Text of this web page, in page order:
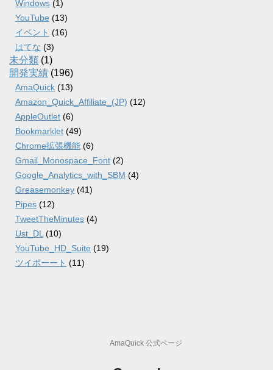
Windows (1)
YouTube (13)
イベント (16)
はてな (3)
未分類 (1)
開発実績 (196)
AmaQuick (13)
Amazon_Quick_Affiliate_(JP) (12)
AppleOutlet (6)
Bookmarklet (49)
Chrome拡張機能 (6)
Gmail_Monospace_Font (2)
Google_Analytics_with_SBM (4)
Greasemonkey (41)
Pipes (12)
TweetTheMinutes (4)
Ust_DL (10)
YouTube_HD_Suite (19)
ツイポーート (11)
AmaQuick 公式ページ